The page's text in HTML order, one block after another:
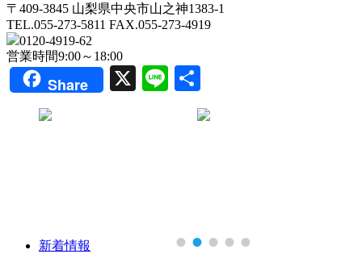
〒409-3845 山梨県中央市山之神1383-1
TEL.055-273-5811 FAX.055-273-4919
0120-4919-62
営業時間9:00～18:00
Share X Line
有
新着情報